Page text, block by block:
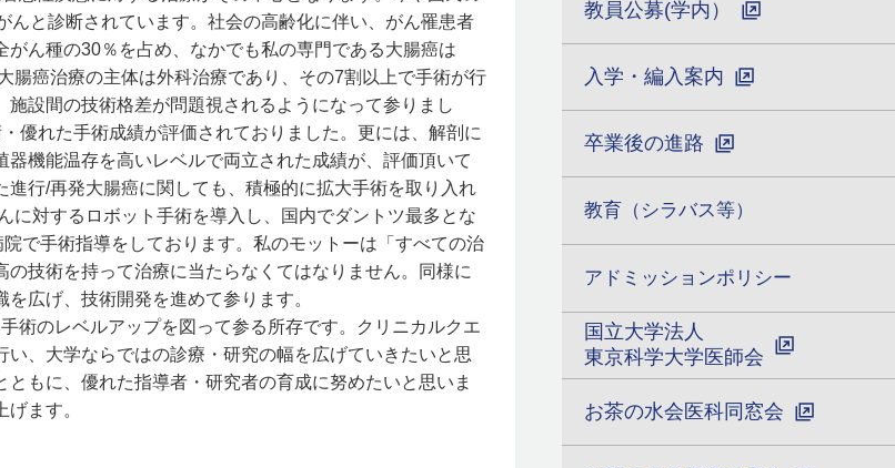
教員公募(学内）
入学・編入案内
卒業後の進路
教育（シラバス等）
アドミッションポリシー
国立大学法人
東京科学大学医師会
お茶の水会医科同窓会
と診断されています。社会の高齢化に伴い、がん罹患者
ん種の30％を占め、なかでも私の専門である大腸癌は
腸癌治療の主体は外科治療であり、その7割以上で手術が行
設間の技術格差が問題視されるようになって参りまし
優れた手術成績が評価されておりました。更には、解剖に
機能温存を高いレベルで両立された成績が、評価頂いて
行/再発大腸癌に関しても、積極的に拡大手術を取り入れ
対するロボット手術を導入し、国内でダントツ最多とな
で手術指導をしております。私のモットーは「すべての治
技術を持って治療に当たらなくてはなりません。同様に
広げ、技術開発を進めて参ります。
術のレベルアップを図って参る所存です。クリニカルクエ
、大学ならではの診療・研究の幅を広げていきたいと思
もに、優れた指導者・研究者の育成に努めたいと思いま
ます。